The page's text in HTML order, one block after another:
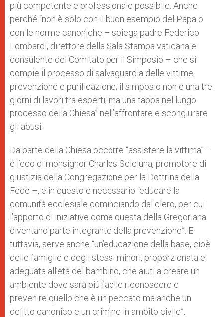
più competente e professionale possibile. Anche
perché “non è solo con il buon esempio del Papa o
con le norme canoniche – spiega padre Federico
Lombardi, direttore della Sala Stampa vaticana e
consulente del Comitato per il Simposio – che si
compie il processo di salvaguardia delle vittime,
prevenzione e purificazione; il simposio non è una tre
giorni di lavori tra esperti, ma una tappa nel lungo
processo della Chiesa” nell’affrontare e scongiurare
gli abusi.
Da parte della Chiesa occorre “assistere la vittima” –
è l’eco di monsignor Charles Scicluna, promotore di
giustizia della Congregazione per la Dottrina della
Fede –, e in questo è necessario “educare la
comunità ecclesiale cominciando dal clero, per cui
l’apporto di iniziative come questa della Gregoriana
diventano parte integrante della prevenzione”. E
tuttavia, serve anche “un’educazione della base, cioè
delle famiglie e degli stessi minori, proporzionata e
adeguata all’età del bambino, che aiuti a creare un
ambiente dove sarà più facile riconoscere e
prevenire quello che è un peccato ma anche un
delitto canonico e un crimine in ambito civile”.